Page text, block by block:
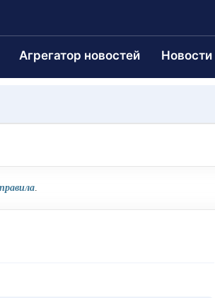
Агрегатор новостей Новости
.